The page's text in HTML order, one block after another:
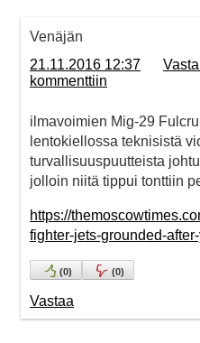
Venäjän
21.11.2016 12:37
kommenttiin
ilmavoimien Mig-29
lentokiellossa teknisistä
turvallisuuspuutteista
jolloin niitä tippui tonttiin
https://
fighter-jets-grounded-
(0) (0)
Vastaa